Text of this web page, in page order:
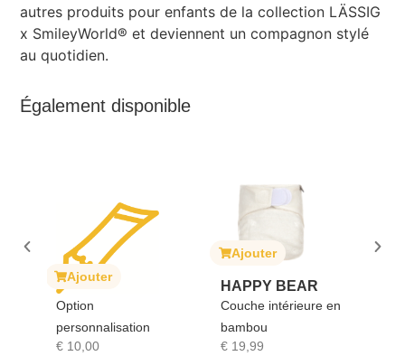
autres produits pour enfants de la collection LÄSSIG
x SmileyWorld® et deviennent un compagnon stylé
au quotidien.
Également disponible
Ajouter
Option
personnalisation
10,00
Ajouter
HAPPY BEAR
Couche intérieure en
bambou
19,99